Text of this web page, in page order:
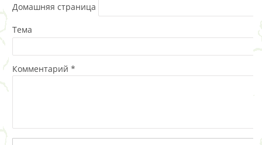
Домашняя страница
Тема
Комментарий *